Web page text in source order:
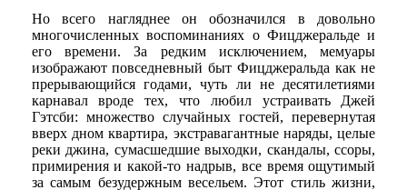
Но всего нагляднее он обозначился в довольно
многочисленных воспоминаниях о Фицджеральде и
его времени. За редким исключением, мемуары
изображают повседневный быт Фицджеральда как не
прерывающийся годами, чуть ли не десятилетиями
карнавал вроде тех, что любил устраивать Джей
Гэтсби: множество случайных гостей, перевернутая
вверх дном квартира, экстравагантные наряды, целые
реки джина, сумасшедшие выходки, скандалы, ссоры,
примирения и какой-то надрыв, все время ощутимый
за самым безудержным весельем. Этот стиль жизни,